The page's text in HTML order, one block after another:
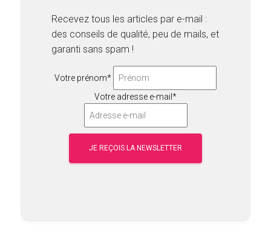
Recevez tous les articles par e-mail :
des conseils de qualité, peu de mails, et
garanti sans spam !
Votre prénom*
Votre adresse e-mail*